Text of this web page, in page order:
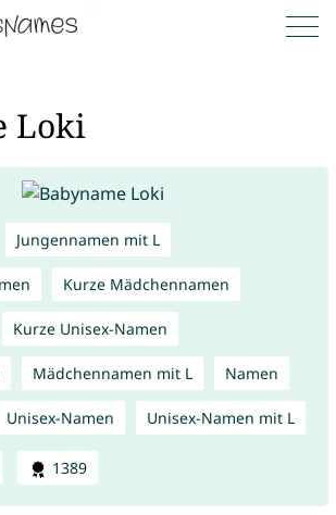
Loki
Jungennamen mit L
Kurze Mädchennamen
Kurze Unisex-Namen
Mädchennamen mit L Namen
Unisex-Namen Unisex-Namen mit L
1389